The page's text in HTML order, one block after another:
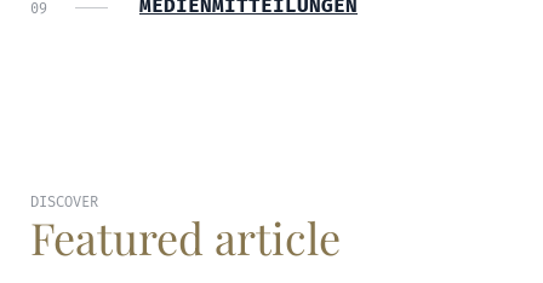
MEDIENMITTEILUNGEN
DISCOVER
Featured article